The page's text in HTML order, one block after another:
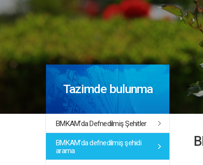
Tazimde bulunma
BMKAM’da Defnedilmiş Şehitler
BMKAM’da defnedilmiş şehidi
arama